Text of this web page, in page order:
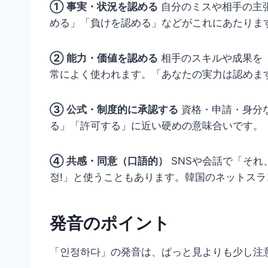
① 事実・状況を認める 自分のミスや相手の主
める」「負けを認める」などがこれにあたりま
② 能力・価値を認める 相手のスキルや成果を
常によく使われます。「あなたの実力は認め
③ 公式・制度的に承認する 資格・申請・身分
る」「許可する」に近い硬めの意味合いです。
④ 共感・同意（口語的）
SNSや会話で「それ
정!」と使うこともあります。韓国のネットス
発音のポイント
「인정하다」の発音は、ぱっと見よりも少し